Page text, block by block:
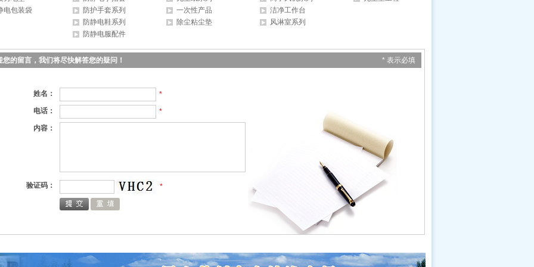
电包装袋
防护手套系列
防静电鞋系列
防静电服配件
一次性产品
除尘粘尘垫
洁净工作台
风淋室系列
您的留言，我们将尽快解答您的疑问！ * 表示必填
姓名： *
电话： *
内容：
验证码： *